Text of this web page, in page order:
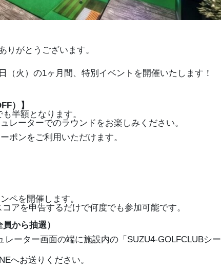
りがとうございます。
（火）の1ヶ月間、特別イベントを開催いたします！
）】
半額となります。
レーターでのラウンドをお楽しみください。
ポンをご利用いただけます。
ペを開催します。
アを申告するだけで何度でも参加可能です。
から抽選）
ーター画面の端に施設内の「SUZU4-GOLFCLUBシー
へお送りください。